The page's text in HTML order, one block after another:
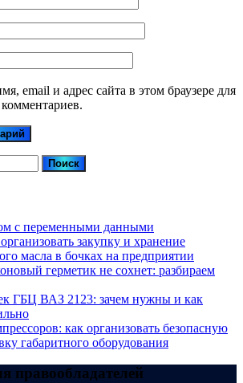
email и адрес сайта в этом браузере для
с переменными данными
закупку и хранение
масла в бочках на предприятии
герметик не сохнет: разбираем
ГБЦ ВАЗ 2123: зачем нужны и как
как организовать безопасную
габаритного оборудования
правообладателей